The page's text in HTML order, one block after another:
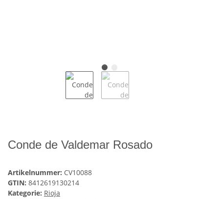
Conde de Valdemar Rosado
Artikelnummer: CV10088
GTIN: 8412619130214
Kategorie: Rioja